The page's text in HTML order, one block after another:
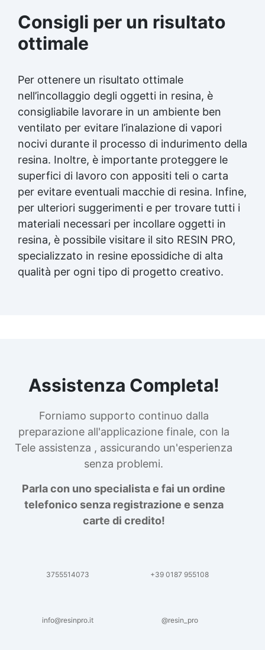
Consigli per un risultato
ottimale
Per ottenere un risultato ottimale
nell’incollaggio degli oggetti in resina, è
consigliabile lavorare in un ambiente ben
ventilato per evitare l’inalazione di vapori
nocivi durante il processo di indurimento della
resina. Inoltre, è importante proteggere le
superfici di lavoro con appositi teli o carta
per evitare eventuali macchie di resina. Infine,
per ulteriori suggerimenti e per trovare tutti i
materiali necessari per incollare oggetti in
resina, è possibile visitare il sito RESIN PRO,
specializzato in resine epossidiche di alta
qualità per ogni tipo di progetto creativo.
Assistenza Completa!
Forniamo supporto continuo dalla
preparazione all'applicazione finale, con la
Tele assistenza , assicurando un'esperienza
senza problemi.
Parla con uno specialista e fai un ordine
telefonico senza registrazione e senza
carte di credito!
3755514073 +39 0187 955108
info@resinpro.it @resin_pro